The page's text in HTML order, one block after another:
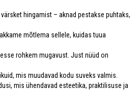
hingamist – aknad pestakse puhtaks,
mõtlema sellele, kuidas tuua
rohkem mugavust. Just nüüd on
mis muudavad kodu suveks valmis.
mis ühendavad esteetika, praktilisuse ja